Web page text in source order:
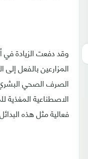
وقد دفعت الزيادة
المزارعين بالفعل
الصرف الصحي
الاصطناعية المغذية
فعالية مثل هذه